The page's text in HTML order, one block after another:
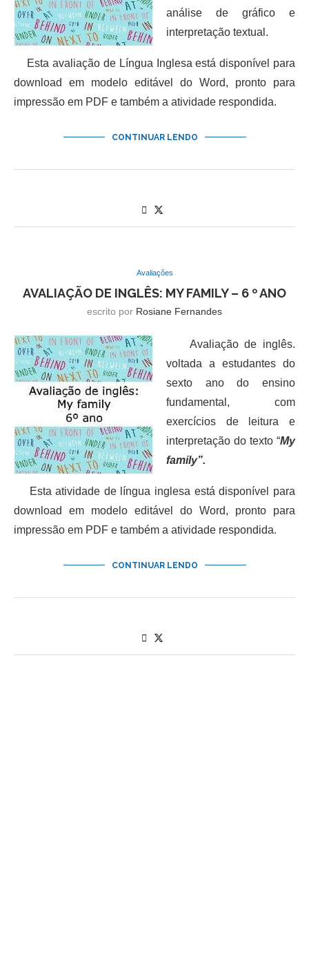
análise de gráfico e
interpretação textual.
Esta avaliação de Língua Inglesa está disponível para
download em modelo editável do Word, pronto para
impressão em PDF e também a atividade respondida.
CONTINUAR LENDO
Avaliações
AVALIAÇÃO DE INGLÊS: MY FAMILY – 6 º ANO
escrito por Rosiane Fernandes
Avaliação de inglês.
voltada a estudantes do
sexto ano do ensino
fundamental, com
exercícios de leitura e
interpretação do texto “My
family”.
Esta atividade de língua inglesa está disponível para
download em modelo editável do Word, pronto para
impressão em PDF e também a atividade respondida.
CONTINUAR LENDO